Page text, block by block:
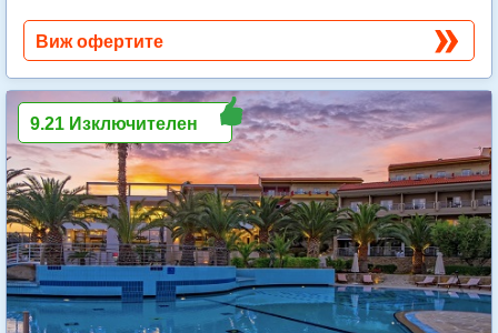
Виж офертите
9.21 Изключителен